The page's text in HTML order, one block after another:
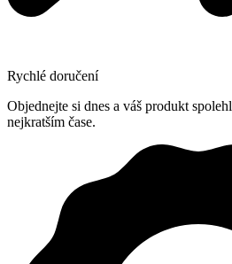
Rychlé doručení
Objednejte si dnes a váš produkt
nejkratším čase.